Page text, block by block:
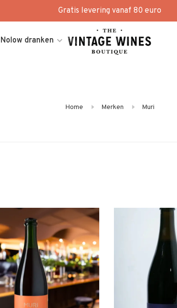
Gratis levering vanaf 80 euro
Nolow dranken
Home Merken Muri